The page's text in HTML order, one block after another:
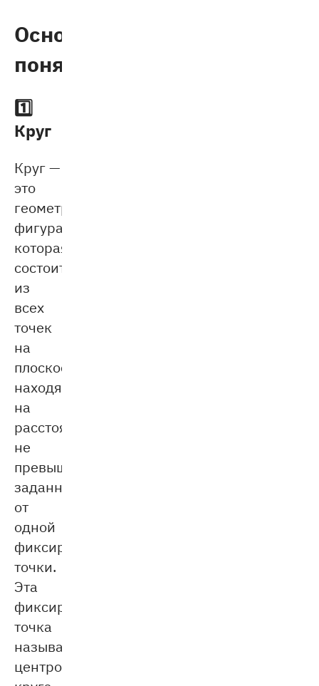
Основные
понятия
1️⃣
Круг
Круг —
это
геометрическая
фигура,
которая
состоит
из
всех
точек
на
плоскости,
находящихся
на
расстоянии,
не
превышающем
заданное,
от
одной
фиксированной
точки.
Эта
фиксированная
точка
называется
центром